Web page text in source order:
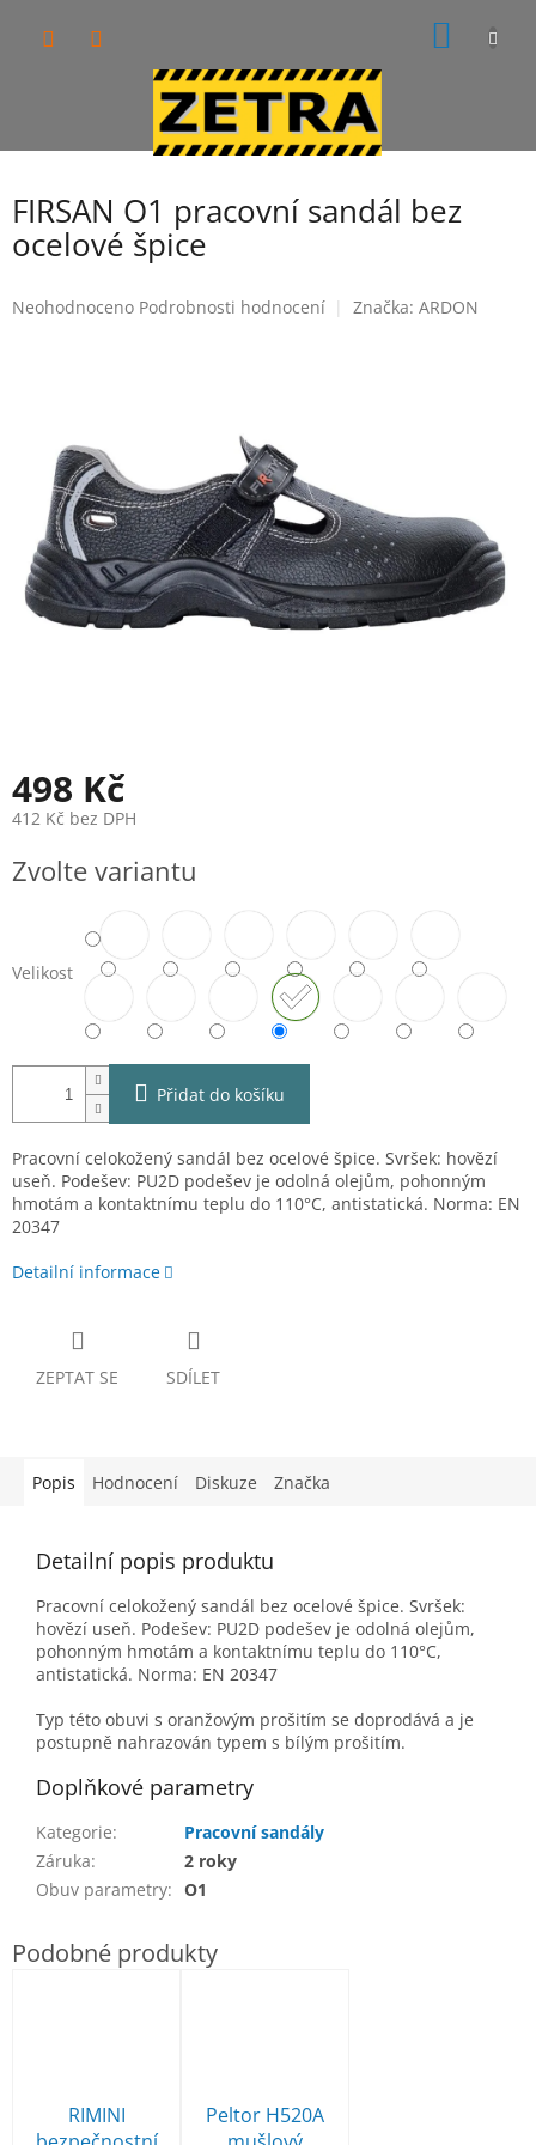
FIRSAN O1 pracovní sandál bez
ocelové špice
Průměrné
hvězdiček.
Neohodnoceno Podrobnosti hodnocení Značka: ARDON
498 Kč
412 Kč bez DPH
cena:
Zvolte variantu
Velikost
Přidat do košíku
Pracovní celokožený sandál bez ocelové špice. Svršek: hovězí
useň. Podešev: PU2D podešev je odolná olejům, pohonným
hmotám a kontaktnímu teplu do 110°C, antistatická. Norma: EN
20347
Detailní informace
ZEPTAT SE SDÍLET
Popis Hodnocení Diskuze Značka
Detailní popis produktu
Pracovní celokožený sandál bez ocelové špice. Svršek:
hovězí useň. Podešev: PU2D podešev je odolná olejům,
pohonným hmotám a kontaktnímu teplu do 110°C,
antistatická. Norma: EN 20347
Typ této obuvi s oranžovým prošitím se doprodává a je
postupně nahrazován typem s bílým prošitím.
Doplňkové parametry
Kategorie:
Pracovní sandály
Záruka:
2 roky
Obuv parametry: O1
RIMINI
Peltor H520A